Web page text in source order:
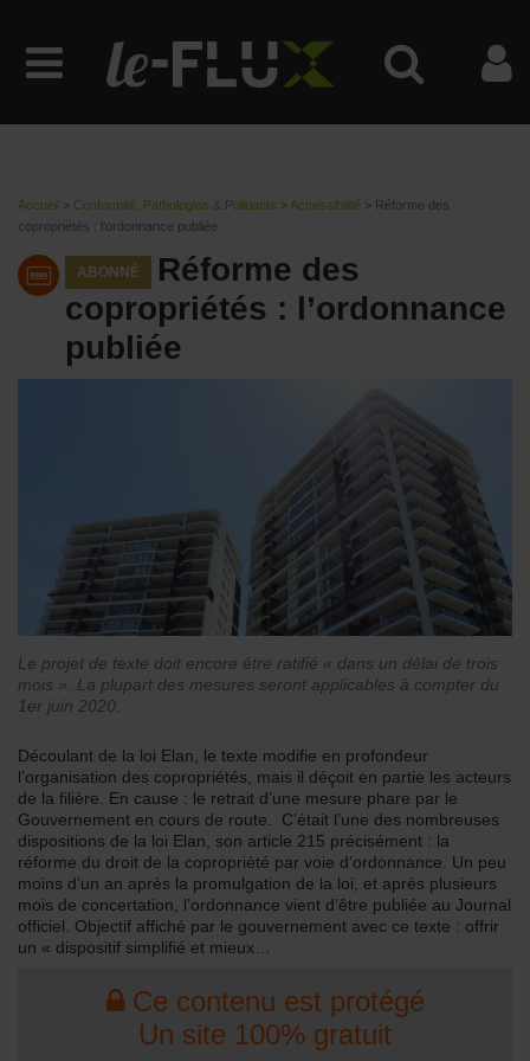
Accueil > Conformité, Pathologies & Polluants > Accessibilité > Réforme des
copropriétés : l’ordonnance publiée
ABONNÉ
Réforme des
copropriétés : l’ordonnance
publiée
Le projet de texte doit encore être ratifié « dans un délai de trois
mois ». La plupart des mesures seront applicables à compter du
1er juin 2020.
Découlant de la loi Elan, le texte modifie en profondeur
l’organisation des copropriétés, mais il déçoit en partie les acteurs
de la filière. En cause : le retrait d’une mesure phare par le
Gouvernement en cours de route. C’était l’une des nombreuses
dispositions de la loi Elan, son article 215 précisément : la
réforme du droit de la copropriété par voie d’ordonnance. Un peu
moins d’un an après la promulgation de la loi, et après plusieurs
mois de concertation, l’ordonnance vient d’être publiée au Journal
officiel. Objectif affiché par le gouvernement avec ce texte : offrir
un « dispositif simplifié et mieux…
Ce contenu est protégé
Un site 100% gratuit